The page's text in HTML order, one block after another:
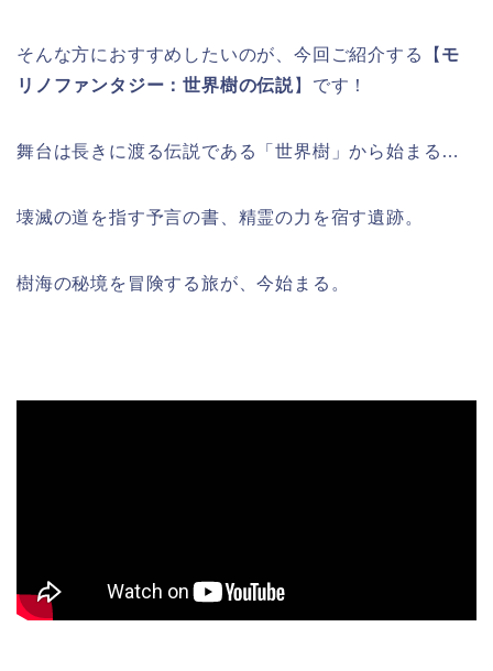
そんな方におすすめしたいのが、今回ご紹介する【 モ
リノファンタジー：世界樹の伝説】です！
舞台は長きに渡る伝説である「世界樹」から始まる…
壊滅の道を指す予言の書、精霊の力を宿す遺跡。
樹海の秘境を冒険する旅が、今始まる。